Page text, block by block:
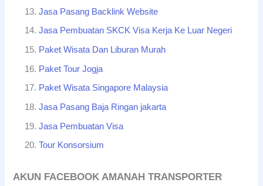
Jasa Pasang Backlink Website
Jasa Pembuatan SKCK Visa Kerja Ke Luar Negeri
Paket Wisata Dan Liburan Murah
Paket Tour Jogja
Paket Wisata Singapore Malaysia
Jasa Pasang Baja Ringan jakarta
Jasa Pembuatan Visa
Tour Konsorsium
AKUN FACEBOOK AMANAH TRANSPORTER